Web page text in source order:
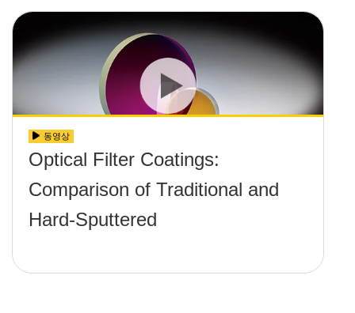
동영상
Optical Filter Coatings:
Comparison of Traditional and
Hard-Sputtered